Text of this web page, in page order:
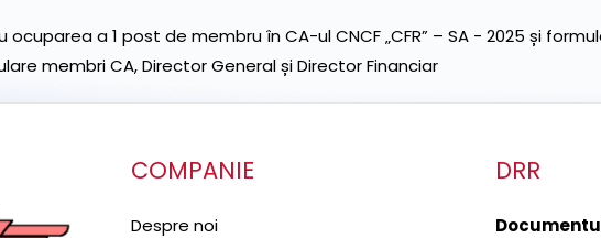
a 1 post de membru în CA-ul CNCF „CFR” – SA - 2025 și
membri CA, Director General și Director Financiar
COMPANIE
Despre noi
DRR